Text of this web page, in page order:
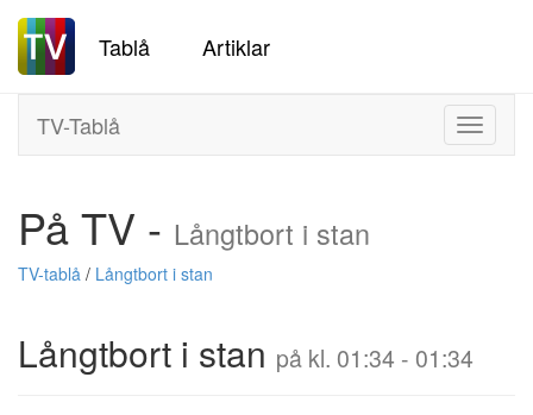
Tablå Artiklar
Toggle
TV-Tablå
På TV - Långtbort i stan
TV-tablå / Långtbort i stan
Långtbort i stan på kl. 01:34 - 01:34